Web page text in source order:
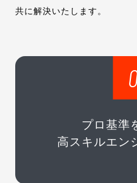
共に解決いたします。
プロ基準
高スキルエン